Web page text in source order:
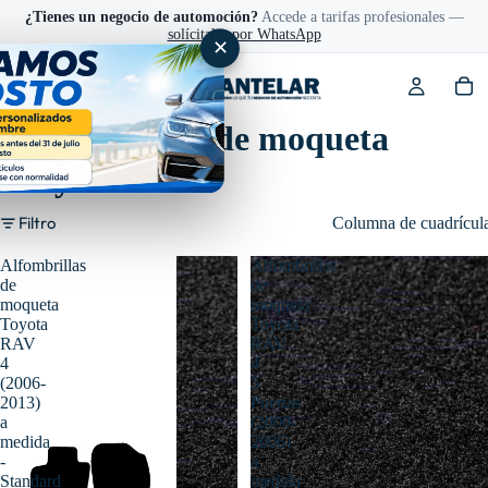
¿Tienes un negocio de automoción?Accede a tarifas profesionales —
solícitalas por WhatsApp
✕
Alfombrillas de moqueta
Toyota Rav4
Filtro Columna de
Alfombrillas
de
moqueta
Toyota
RAV
4
(2006-
2013)
a
medida
-
Standard
Alfombrillas
de
moqueta
Toyota
RAV
4
5
Puertas
(2000-
2006)
a
medida